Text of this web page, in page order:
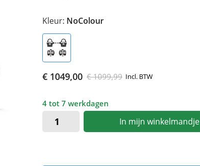
Kleur: NoColour
€ 1099,99
€ 1049,00 Incl. BTW
4 tot 7 werkdagen
In mijn winkelmandje